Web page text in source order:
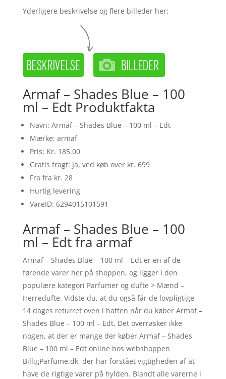
Yderligere beskrivelse og flere billeder her:
Armaf – Shades Blue – 100
ml – Edt Produktfakta
Navn: Armaf – Shades Blue – 100 ml – Edt
Mærke: armaf
Pris: Kr. 185.00
Gratis fragt: Ja, ved køb over kr. 699
Fra fra kr. 28
Hurtig levering
VareID: 6294015101591
Armaf – Shades Blue – 100
ml – Edt fra armaf
Armaf – Shades Blue – 100 ml – Edt er en af de
førende varer her på shoppen, og ligger i den
populære kategori Parfumer og dufte > Mænd –
Herredufte. Vidste du, at du også får de lovpligtige
14 dages returret oven i hatten når du køber Armaf –
Shades Blue – 100 ml – Edt. Det overrasker ikke
nogen, at der er mange der køber Armaf – Shades
Blue – 100 ml – Edt online hos webshoppen
BilligParfume.dk, der har forstået vigtigheden af at
have de rigtige varer på hylden. Blandt alle varerne i